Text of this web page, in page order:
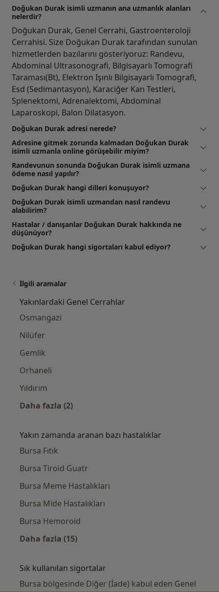
Doğukan Durak isimli uzmanın ana uzmanlık alanları
nelerdir?
Doğukan Durak, Genel Cerrahi, Gastroenteroloji
Cerrahisi. Size Doğukan Durak tarafından sunulan
hizmetlerden bazılarını gösteriyoruz: Randevu,
Abdominal Ultrasonografi, Bilgisayarlı Tomografi
Taraması(Bt), Elektron Işınlı Bilgisayarlı Tomografi,
Esd (Sedimantasyon), Karaciğer Kan Testleri,
Splenektomi, Adrenalektomi, Abdominal
Laparoskopi, Balon Dilatasyon.
Doğukan Durak adresi nerede?
Adresine gitmek zorunda kalmadan Doğukan Durak
isimli uzmanla online görüşebilir miyim?
Randevunun sonunda Doğukan Durak isimli uzmana
ödeme nasıl yapılır?
Doğukan Durak hangi dilleri konuşuyor?
Doğukan Durak isimli uzmandan nasıl randevu
alabilirim?
Hastalar / danışanlar Doğukan Durak hakkında ne
düşünüyor?
Doğukan Durak hangi sigortaları kabul ediyor?
İlgili aramalar
Yakınlardaki Genel Cerrahlar
Osmangazi
Nilüfer
Gemlik
Orhaneli
Yıldırım
Daha fazla (2)
Yakın zamanda aranan bazı hastalıklar
Bursa Fıtık
Bursa Tiroid Guatr
Bursa Meme Hastalıkları
Bursa Mide Hastalıkları
Bursa Hemoroid
Daha fazla (15)
Sık kullanılan sigortalar
Bursa bölgesinde Diğer (İade) kabul eden Genel